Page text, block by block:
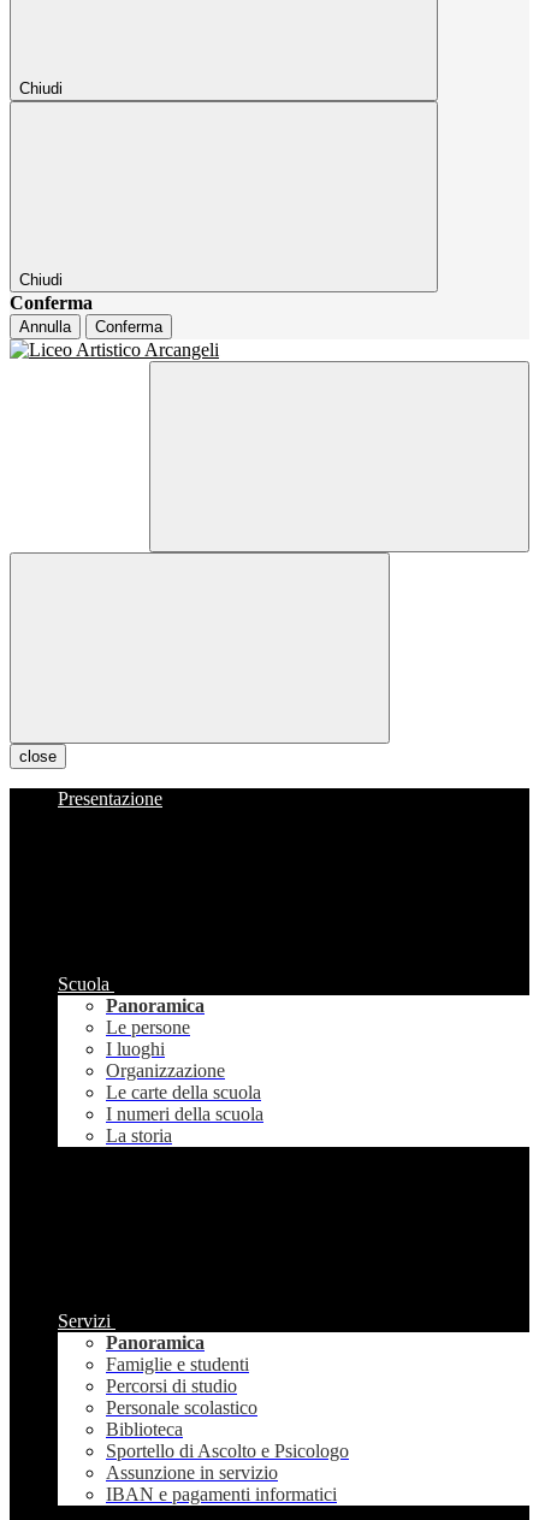
Chiudi
Chiudi
Conferma
Annulla Conferma
close
Presentazione
Scuola
Panoramica
Le persone
I luoghi
Organizzazione
Le carte della scuola
I numeri della scuola
La storia
Servizi
Panoramica
Famiglie e studenti
Percorsi di studio
Personale scolastico
Biblioteca
Sportello di Ascolto e Psicologo
Assunzione in servizio
IBAN e pagamenti informatici